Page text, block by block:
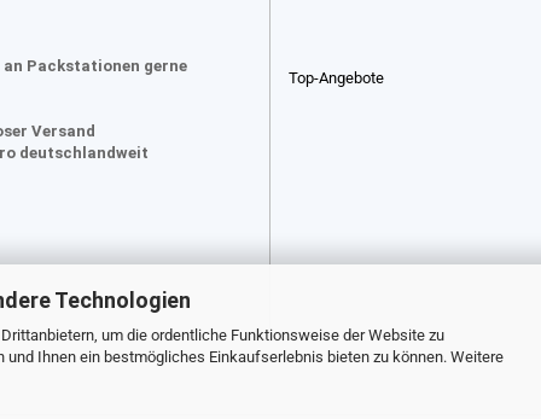
Technologien
um die ordentliche Funktionsweise der Website zu
Ihnen ein bestmögliches Einkaufserlebnis bieten zu können. Weitere
an Packstationen gerne
Versand
deutschlandweit
Top-Angebote